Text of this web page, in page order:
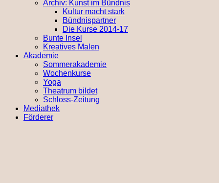
Archiv: Kunst im Bündnis
Kultur macht stark
Bündnispartner
Die Kurse 2014-17
Bunte Insel
Kreatives Malen
Akademie
Sommerakademie
Wochenkurse
Yoga
Theatrum bildet
Schloss-Zeitung
Mediathek
Förderer